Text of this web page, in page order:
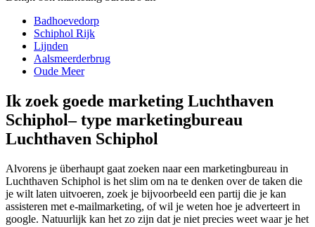
Badhoevedorp
Schiphol Rijk
Lijnden
Aalsmeerderbrug
Oude Meer
Ik zoek goede marketing Luchthaven
Schiphol– type marketingbureau
Luchthaven Schiphol
Alvorens je überhaupt gaat zoeken naar een marketingbureau in
Luchthaven Schiphol is het slim om na te denken over de taken die
je wilt laten uitvoeren, zoek je bijvoorbeeld een partij die je kan
assisteren met e-mailmarketing, of wil je weten hoe je adverteert in
google. Natuurlijk kan het zo zijn dat je niet precies weet waar je het